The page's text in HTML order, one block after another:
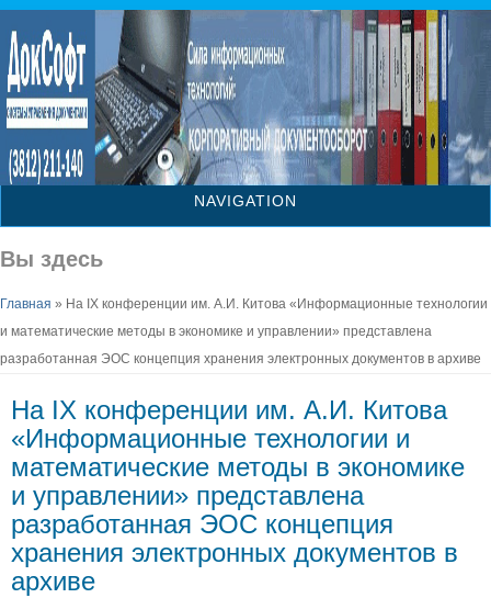
NAVIGATION
Вы здесь
Главная » На IX конференции им. А.И. Китова «Информационные технологии
и математические методы в экономике и управлении» представлена
разработанная ЭОС концепция хранения электронных документов в архиве
На IX конференции им. А.И. Китова
«Информационные технологии и
математические методы в экономике
и управлении» представлена
разработанная ЭОС концепция
хранения электронных документов в
архиве